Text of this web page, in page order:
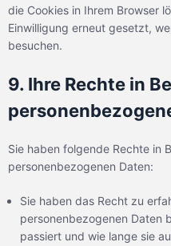
die Cookies in Ihrem Browser
Einwilligung erneut gesetzt,
besuchen.
9. Ihre Rechte in
Sie haben folgende Rechte in
personenbezogenen Daten:
Sie haben das Recht zu
personenbezogenen Daten
passiert und wie lange sie